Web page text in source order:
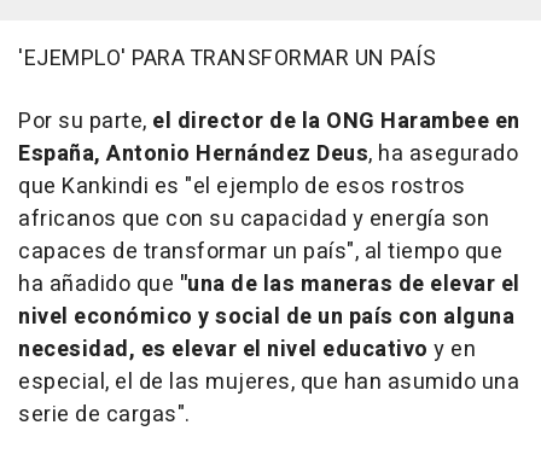
'EJEMPLO' PARA TRANSFORMAR UN PAÍS
Por su parte, el director de la ONG Harambee en
España, Antonio Hernández Deus, ha asegurado
que Kankindi es "el ejemplo de esos rostros
africanos que con su capacidad y energía son
capaces de transformar un país", al tiempo que
ha añadido que "una de las maneras de elevar el
nivel económico y social de un país con alguna
necesidad, es elevar el nivel educativo y en
especial, el de las mujeres, que han asumido una
serie de cargas".